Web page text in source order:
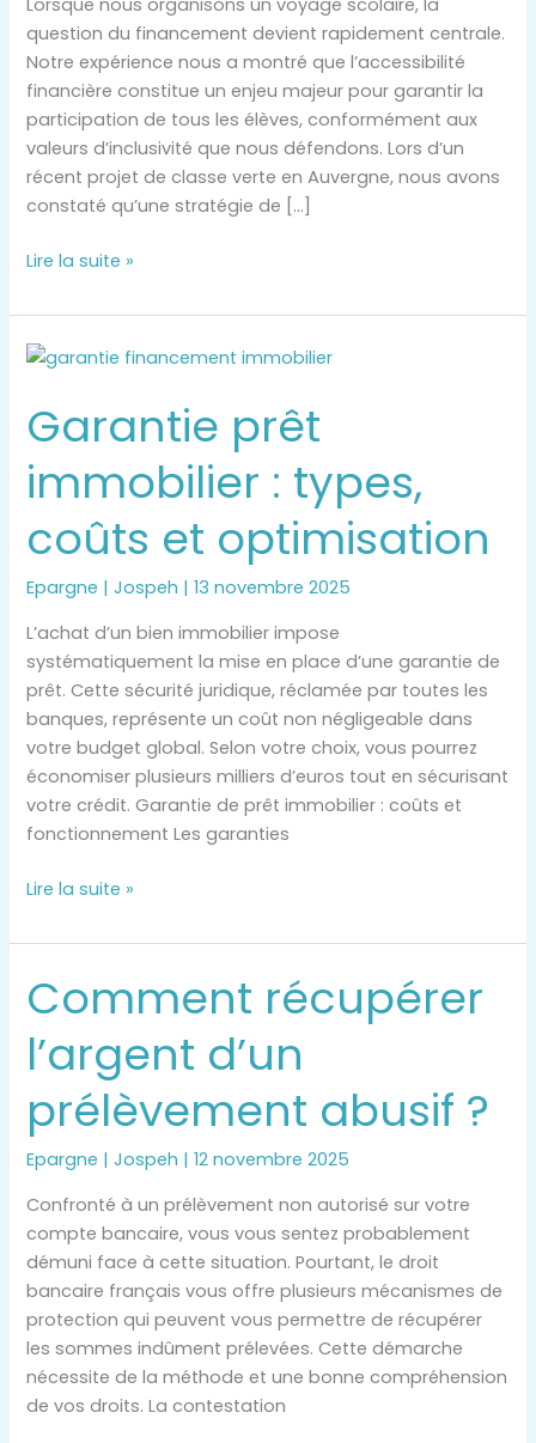
question du financement devient rapidement centrale.
Notre expérience nous a montré que l’accessibilité
financière constitue un enjeu majeur pour garantir la
participation de tous les élèves, conformément aux
valeurs d’inclusivité que nous défendons. Lors d’un
récent projet de classe verte en Auvergne, nous avons
constaté qu’une stratégie de […]
des
fonds
Lire la suite »
Garantie prêt
immobilier : types,
coûts et optimisation
Epargne |Jospeh |13 novembre 2025
L’achat d’un bien immobilier impose
systématiquement la mise en place d’une garantie de
prêt. Cette sécurité juridique, réclamée par toutes les
banques, représente un coût non négligeable dans
votre budget global. Selon votre choix, vous pourrez
économiser plusieurs milliers d’euros tout en sécurisant
votre crédit. Garantie de prêt immobilier : coûts et
fonctionnement Les garanties
Garantie
immobilier
types,
coûts
et
optimisation
Lire la suite »
Comment récupérer
l’argent d’un
prélèvement abusif ?
Epargne |Jospeh |12 novembre 2025
Confronté à un prélèvement non autorisé sur votre
compte bancaire, vous vous sentez probablement
démuni face à cette situation. Pourtant, le droit
bancaire français vous offre plusieurs mécanismes de
protection qui peuvent vous permettre de récupérer
les sommes indûment prélevées. Cette démarche
nécessite de la méthode et une bonne compréhension
de vos droits. La contestation
Comment
récupérer
l’argent
d’un
prélèvement
abusif
?